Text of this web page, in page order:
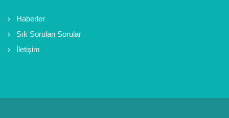
Haberler
Sık Sorulan Sorular
İletişim